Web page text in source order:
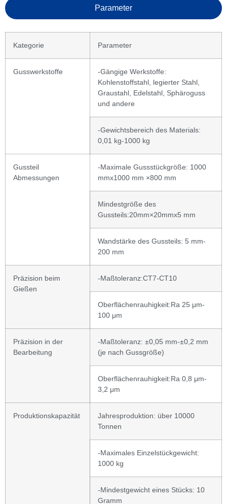
Parameter
Kategorie Parameter
Gusswerkstoffe
-Gängige Werkstoffe:
Kohlenstoffstahl, legierter Stahl,
Graustahl, Edelstahl, Sphäroguss
und andere
-Gewichtsbereich des Materials:
0,01 kg-1000 kg
Gussteil
Abmessungen
-Maximale Gussstückgröße: 1000
mmx1000 mm ×800 mm
Mindestgröße des
Gussteils:20mm×20mmx5 mm
Wandstärke des Gussteils: 5 mm-
200 mm
Präzision beim
Gießen
-Maßtoleranz:CT7-CT10
Oberflächenrauhigkeit:Ra 25 μm-
100 μm
Präzision in der
Bearbeitung
-Maßtoleranz: ±0,05 mm-±0,2 mm
(je nach Gussgröße)
Oberflächenrauhigkeit:Ra 0,8 μm-
3,2 μm
Produktionskapazität
Jahresproduktion: über 10000
Tonnen
-Maximales Einzelstückgewicht:
1000 kg
-Mindestgewicht eines Stücks: 10
Gramm